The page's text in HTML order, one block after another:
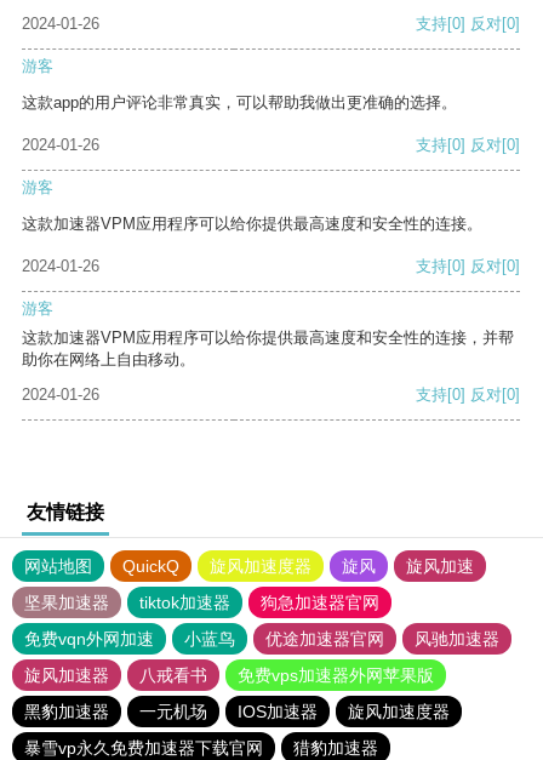
2024-01-26 支持[0] 反对[0]
游客
这款app的用户评论非常真实，可以帮助我做出更准确的选择。
2024-01-26 支持[0] 反对[0]
游客
这款加速器VPM应用程序可以给你提供最高速度和安全性的连接。
2024-01-26 支持[0] 反对[0]
游客
这款加速器VPM应用程序可以给你提供最高速度和安全性的连接，并帮
助你在网络上自由移动。
2024-01-26
支持[0] 反对[0]
友情链接
网站地图 QuickQ 旋风加速度器 旋风
旋风加速
坚果加速器
tiktok加速器
狗急加速器官网
免费vqn外网加速
小蓝鸟 优途加速器官网
风驰加速器
旋风加速器
八戒看书
免费vps加速器外网苹果版
黑豹加速器
一元机场 IOS加速器
旋风加速度器
暴雪vp永久免费加速器下载官网
猎豹加速器